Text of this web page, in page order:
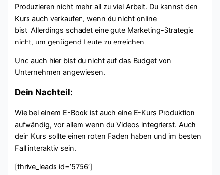
Produzieren nicht mehr all zu viel Arbeit. Du kannst den
Kurs auch verkaufen, wenn du nicht online
bist. Allerdings schadet eine gute Marketing-Strategie
nicht, um genügend Leute zu erreichen.
Und auch hier bist du nicht auf das Budget von
Unternehmen angewiesen.
Dein Nachteil:
Wie bei einem E-Book ist auch eine E-Kurs Produktion
aufwändig, vor allem wenn du Videos integrierst. Auch
dein Kurs sollte einen roten Faden haben und im besten
Fall interaktiv sein.
[thrive_leads id=’5756′]